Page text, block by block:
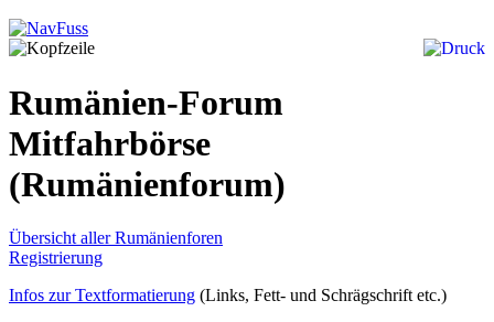
Rumänien-Forum
Mitfahrbörse
(Rumänienforum)
Übersicht aller Rumänienforen
Registrierung
Infos zur Textformatierung (Links, Fett- und Schrägschrift etc.)